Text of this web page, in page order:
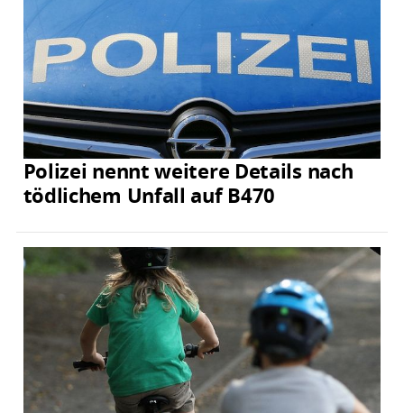
Polizei nennt weitere Details nach
tödlichem Unfall auf B470